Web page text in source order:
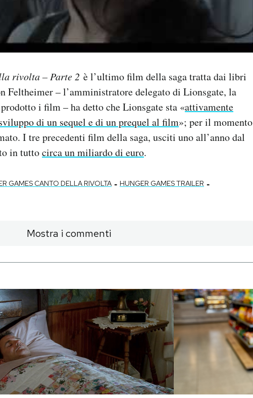
rivolta – Parte 2 è l’ultimo film della saga tratta dai libri
Feltheimer – l’amministratore delegato di Lionsgate, la
i film – ha detto che Lionsgate sta «attivamente
di un sequel e di un prequel al film»; per il momento
I tre precedenti film della saga, usciti uno all’anno dal
in tuttocirca un miliardo di euro.
GAMES CANTO DELLA RIVOLTA - HUNGER GAMES TRAILER -
Mostra i commenti